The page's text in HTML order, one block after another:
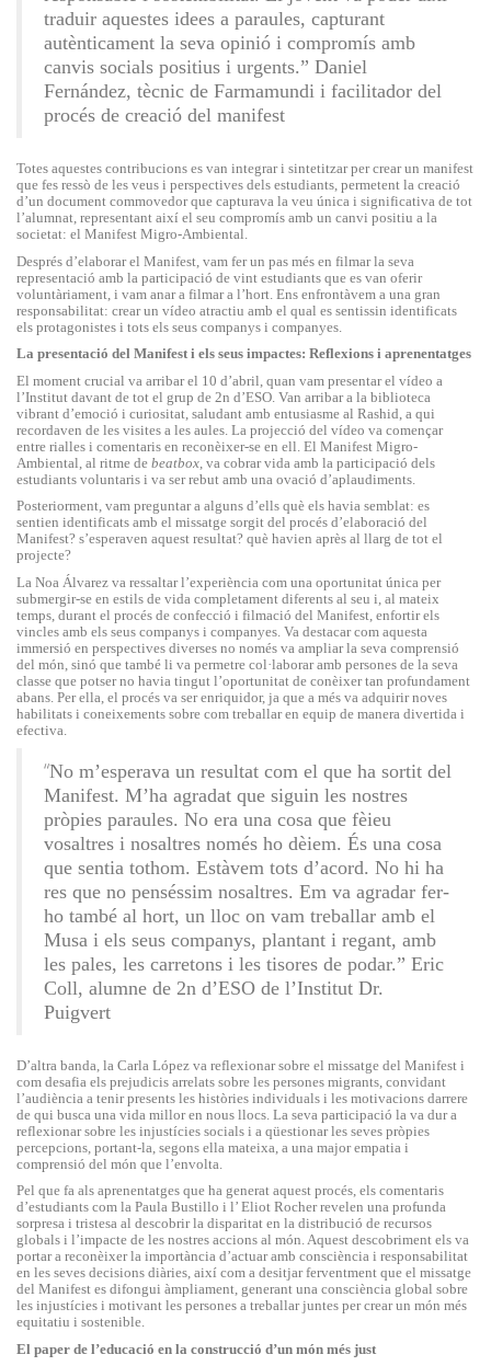
traduir aquestes idees a paraules, capturant
autènticament la seva opinió i compromís amb
canvis socials positius i urgents.” Daniel
Fernández, tècnic de Farmamundi i facilitador del
procés de creació del manifest
Totes aquestes contribucions es van integrar i sintetitzar per crear un manifest
que fes ressò de les veus i perspectives dels estudiants, permetent la creació
d’un document commovedor que capturava la veu única i significativa de tot
l’alumnat, representant així el seu compromís amb un canvi positiu a la
societat: el Manifest Migro-Ambiental.
Després d’elaborar el Manifest, vam fer un pas més en filmar la seva
representació amb la participació de vint estudiants que es van oferir
voluntàriament, i vam anar a filmar a l’hort. Ens enfrontàvem a una gran
responsabilitat: crear un vídeo atractiu amb el qual es sentissin identificats
els protagonistes i tots els seus companys i companyes.
La presentació del Manifest i els seus impactes: Reflexions i aprenentatges
El moment crucial va arribar el 10 d’abril, quan vam presentar el vídeo a
l’Institut davant de tot el grup de 2n d’ESO. Van arribar a la biblioteca
vibrant d’emoció i curiositat, saludant amb entusiasme al Rashid, a qui
recordaven de les visites a les aules. La projecció del vídeo va començar
entre rialles i comentaris en reconèixer-se en ell. El Manifest Migro-
Ambiental, al ritme de beatbox , va cobrar vida amb la participació dels
estudiants voluntaris i va ser rebut amb una ovació d’aplaudiments.
Posteriorment, vam preguntar a alguns d’ells què els havia semblat: es
sentien identificats amb el missatge sorgit del procés d’elaboració del
Manifest? s’esperaven aquest resultat? què havien après al llarg de tot el
projecte?
La Noa Álvarez va ressaltar l’experiència com una oportunitat única per
submergir-se en estils de vida completament diferents al seu i, al mateix
temps, durant el procés de confecció i filmació del Manifest, enfortir els
vincles amb els seus companys i companyes. Va destacar com aquesta
immersió en perspectives diverses no només va ampliar la seva comprensió
del món, sinó que també li va permetre col·laborar amb persones de la seva
classe que potser no havia tingut l’oportunitat de conèixer tan profundament
abans. Per ella, el procés va ser enriquidor, ja que a més va adquirir noves
habilitats i coneixements sobre com treballar en equip de manera divertida i
efectiva.
“No m’esperava un resultat com el que ha sortit del
Manifest. M’ha agradat que siguin les nostres
pròpies paraules. No era una cosa que fèieu
vosaltres i nosaltres només ho dèiem. És una cosa
que sentia tothom. Estàvem tots d’acord. No hi ha
res que no penséssim nosaltres. Em va agradar fer-
ho també al hort, un lloc on vam treballar amb el
Musa i els seus companys, plantant i regant, amb
les pales, les carretons i les tisores de podar.” Eric
Coll, alumne de 2n d’ESO de l’Institut Dr.
Puigvert
D’altra banda, la Carla López va reflexionar sobre el missatge del Manifest i
com desafia els prejudicis arrelats sobre les persones migrants, convidant
l’audiència a tenir presents les històries individuals i les motivacions darrere
de qui busca una vida millor en nous llocs. La seva participació la va dur a
reflexionar sobre les injustícies socials i a qüestionar les seves pròpies
percepcions, portant-la, segons ella mateixa, a una major empatia i
comprensió del món que l’envolta.
Pel que fa als aprenentatges que ha generat aquest procés, els comentaris
d’estudiants com la Paula Bustillo i l’ Eliot Rocher revelen una profunda
sorpresa i tristesa al descobrir la disparitat en la distribució de recursos
globals i l’impacte de les nostres accions al món. Aquest descobriment els va
portar a reconèixer la importància d’actuar amb consciència i responsabilitat
en les seves decisions diàries, així com a desitjar ferventment que el missatge
del Manifest es difongui àmpliament, generant una consciència global sobre
les injustícies i motivant les persones a treballar juntes per crear un món més
equitatiu i sostenible.
El paper de l’educació en la construcció d’un món més just